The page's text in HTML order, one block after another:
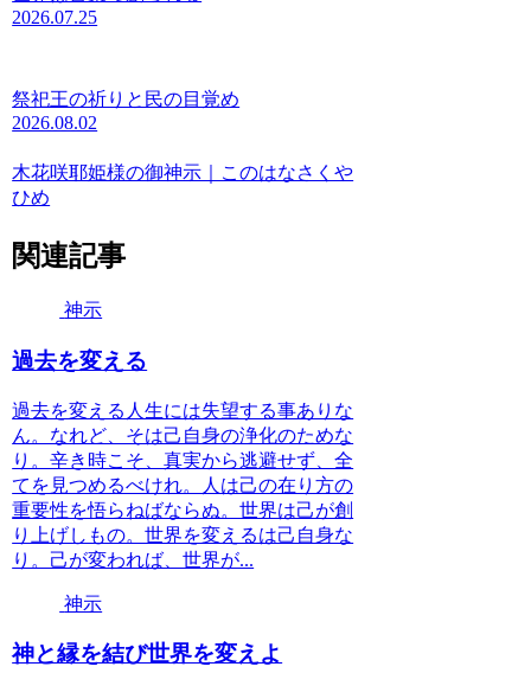
2026.07.25
祭祀王の祈りと民の目覚め
2026.08.02
木花咲耶姫様の御神示｜このはなさくや
ひめ
関連記事
神示
過去を変える
過去を変える人生には失望する事ありな
ん。なれど、そは己自身の浄化のためな
り。辛き時こそ、真実から逃避せず、全
てを見つめるべけれ。人は己の在り方の
重要性を悟らねばならぬ。世界は己が創
り上げしもの。世界を変えるは己自身な
り。己が変われば、世界が...
神示
神と縁を結び世界を変えよ